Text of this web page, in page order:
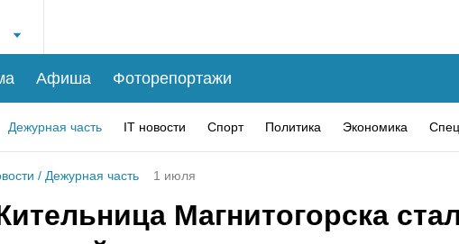
Афиша Фоторепортажи
Дежурная часть IT новости Спорт Политика Экономика
/ Дежурная часть 1 июля
Магнитогорска